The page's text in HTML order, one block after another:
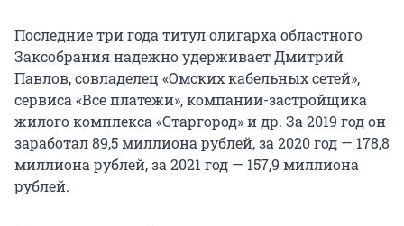
Последние три года титул олигарха областного
Заксобрания надежно удерживает Дмитрий
Павлов, совладелец «Омских кабельных сетей»,
сервиса «Все платежи», компании-застройщика
жилого комплекса «Старгород» и др. За 2019 год он
заработал 89,5 миллиона рублей, за 2020 год — 178,8
миллиона рублей, за 2021 год — 157,9 миллиона
рублей.